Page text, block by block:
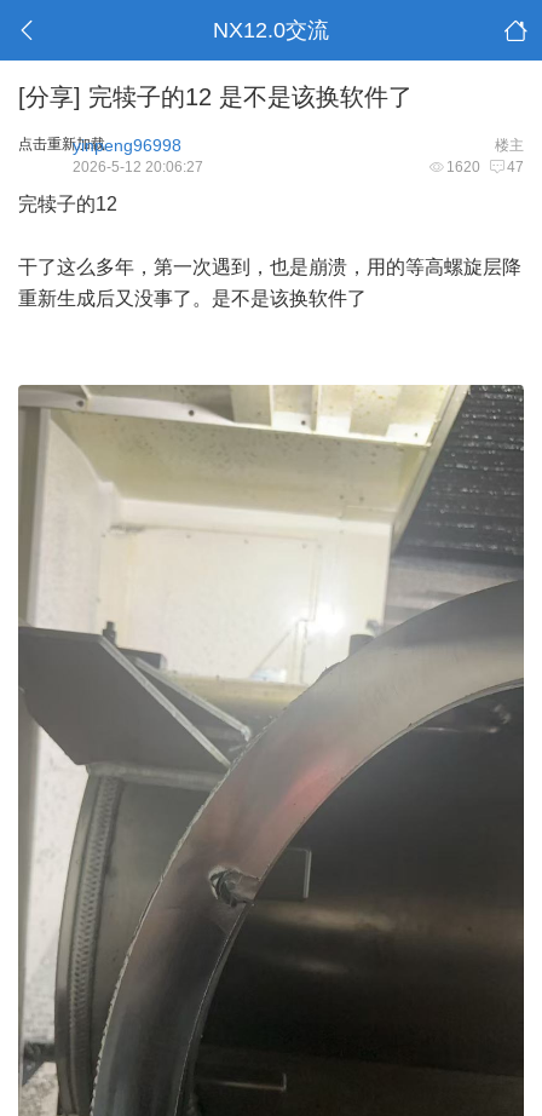
NX12.0交流
[分享] 完犊子的12 是不是该换软件了
点击重新加载 楼主
yinpeng96998
1620 47
2026-5-12 20:06:27
完犊子的12
干了这么多年，第一次遇到，也是崩溃，用的等高螺旋层降
重新生成后又没事了。是不是该换软件了